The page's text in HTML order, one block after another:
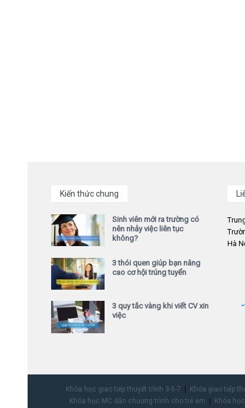
Kiến thức chung
Sinh viên mới ra trường có
nên nhảy việc liên tục
không?
3 thói quen giúp bạn nâng
cao cơ hội trúng tuyển
3 quy tắc vàng khi viết CV xin
việc
Hà
Khóa học giao tiếp thuyết trình 3-5-7 Khóa giao tiếp
Khóa học MC dẫn chương trình cho trẻ em
Khóa